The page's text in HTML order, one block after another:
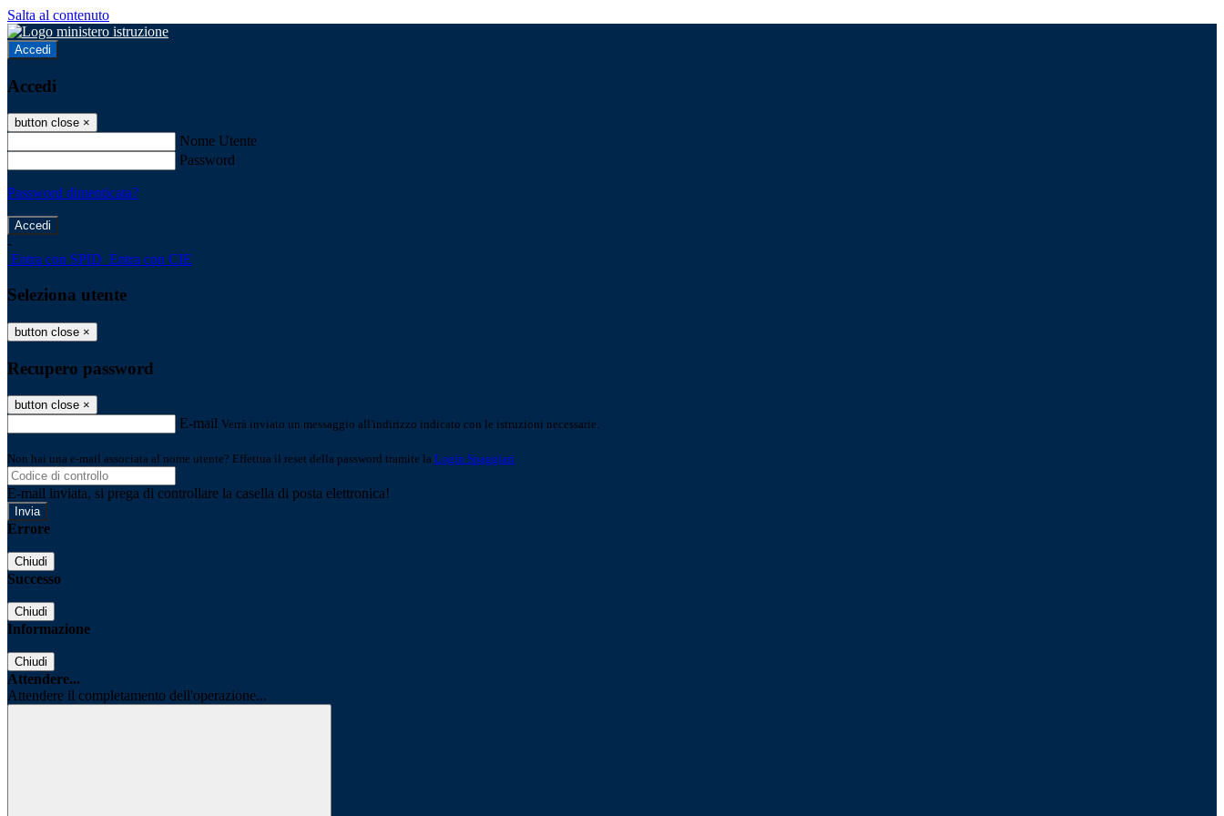
Salta al contenuto
Accedi
Accedi
button close ×
Nome Utente
Password
Password dimenticata?
-
Entra con SPID Entra con CIE
Seleziona utente
button close ×
Recupero password
button close ×
E-mail Verrà inviato un messaggio all'indirizzo indicato con le istruzioni necessarie.
Non hai una e-mail associata al nome utente? Effettua il reset della password tramite la Login Spaggiari
E-mail inviata, si prega di controllare la casella di posta elettronica!
Errore
Chiudi
Successo
Chiudi
Informazione
Chiudi
Attendere...
Attendere il completamento dell'operazione...